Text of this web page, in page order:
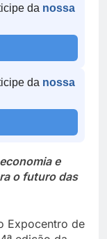
da nossa
da nossa
e
o futuro das
Expocentro de